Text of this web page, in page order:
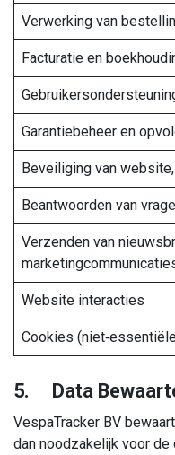
Verwerking van
Facturatie en
Garantiebeheer en
Beveiliging van
Beantwoorden van
Verzenden van
Website interacties
Cookies
5. Data
VespaTracker BV
dan noodzakelijk voor